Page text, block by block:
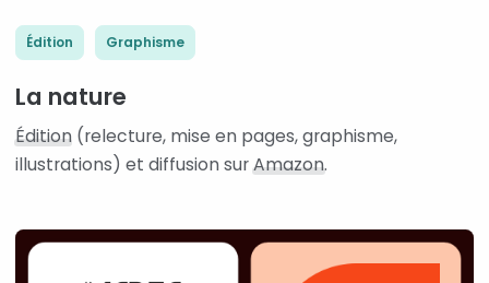
Édition Graphisme
La nature
Édition(relecture, mise en pages, graphisme,
illustrations) et diffusion surAmazon.